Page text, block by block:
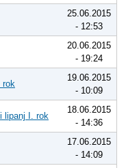
25.06.2015
- 12:53
20.06.2015
- 19:24
rok
19.06.2015
- 10:09
lipanj I. rok
18.06.2015
- 14:36
17.06.2015
- 14:09